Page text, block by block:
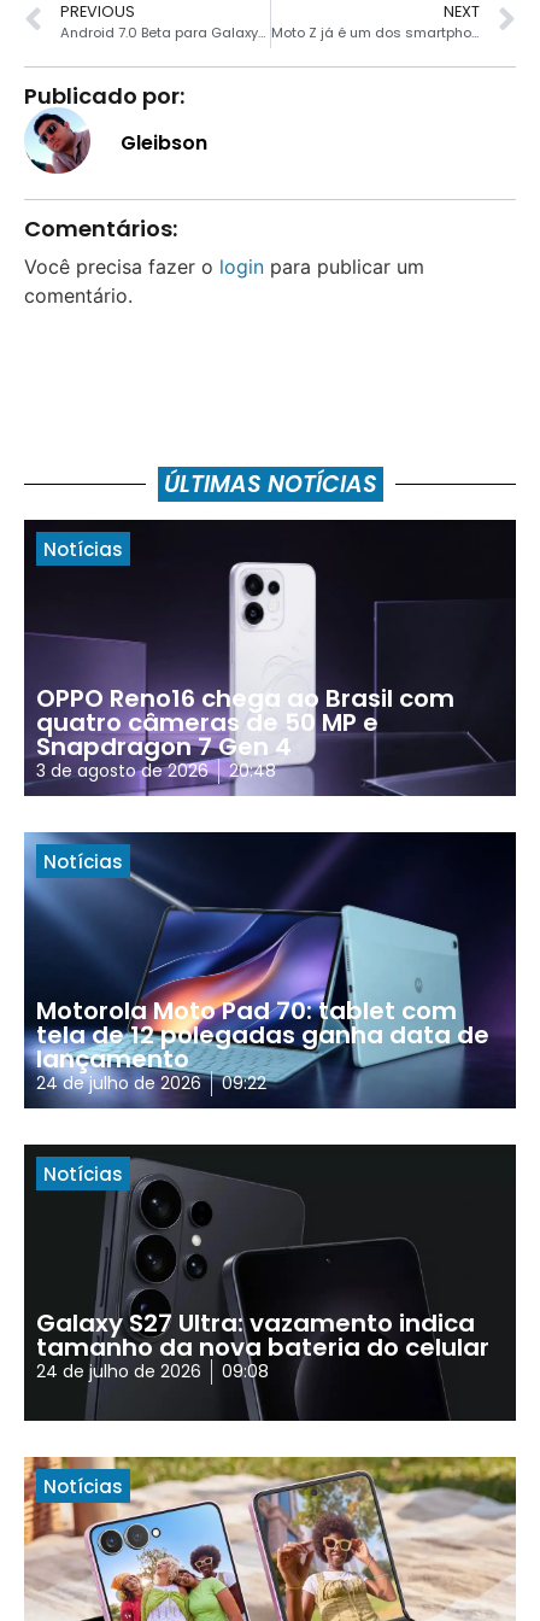
PREVIOUS
Android 7.0 Beta para Galaxy S7 e S7 Edge será liberado dia 9
NEXT
Moto Z já é um dos smartphones mais populares da linha Moto
Publicado por:
Gleibson
Comentários:
Você precisa fazer o login para publicar um
comentário.
ÚLTIMAS NOTÍCIAS
Notícias
OPPO Reno16 chega ao Brasil com
quatro câmeras de 50 MP e
Snapdragon 7 Gen 4
3 de agosto de 2026 20:48
Notícias
Motorola Moto Pad 70: tablet com
tela de 12 polegadas ganha data de
lançamento
24 de julho de 2026 09:22
Notícias
Galaxy S27 Ultra: vazamento indica
tamanho da nova bateria do celular
24 de julho de 2026 09:08
Notícias